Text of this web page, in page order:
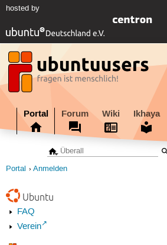
hosted by
Portal Forum Wiki Ikhaya
Portal Anmelden
Ubuntu
FAQ
Verein